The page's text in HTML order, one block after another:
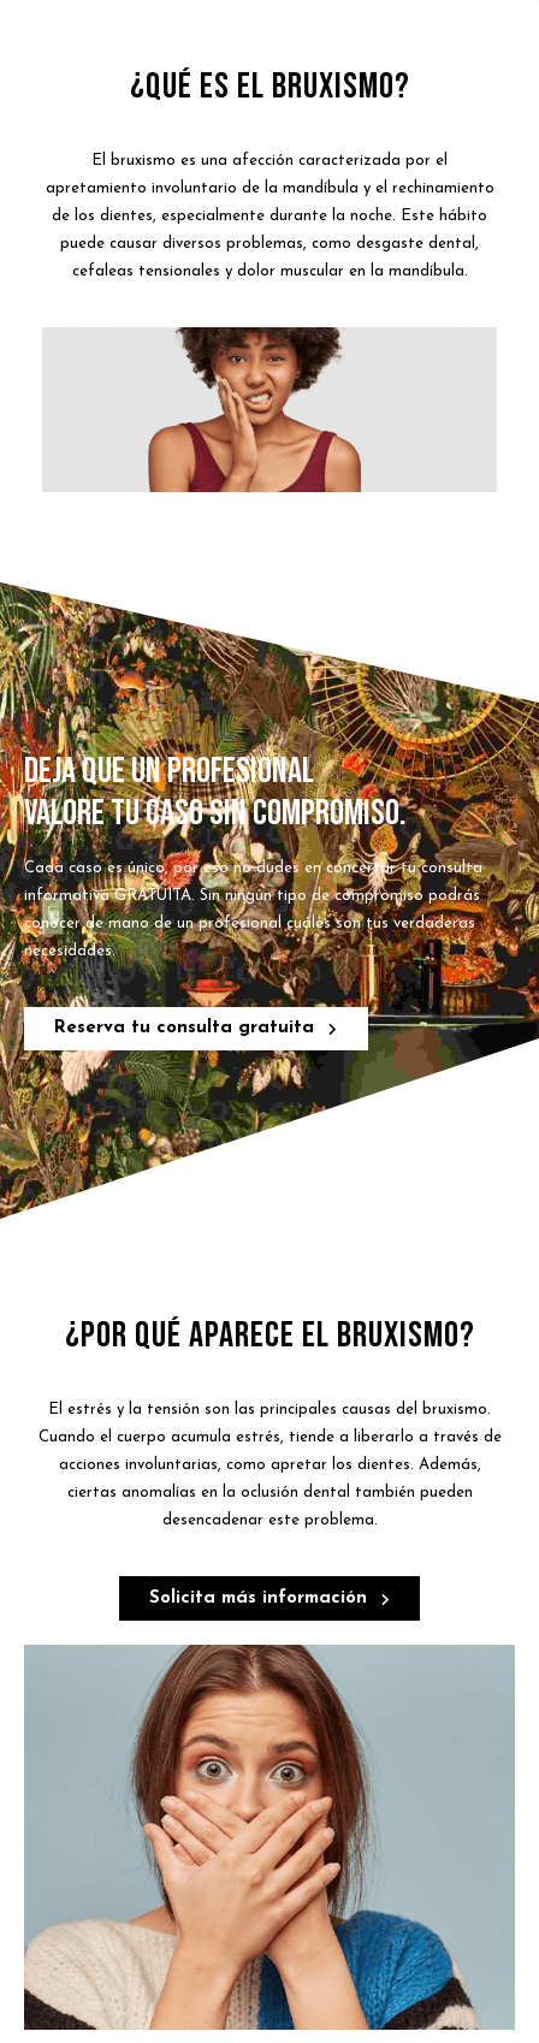
¿Qué es el Bruxismo?
El bruxismo es una afección caracterizada por el
apretamiento involuntario de la mandíbula y el rechinamiento
de los dientes, especialmente durante la noche. Este hábito
puede causar diversos problemas, como desgaste dental,
cefaleas tensionales y dolor muscular en la mandíbula.
DEJA QUE UN PROFESIONAL
VALORE TU CASO SIN COMPROMISO.
Cada caso es único, por eso no dudes en concertar tu consulta
informativa GRATUITA. Sin ningún tipo de compromiso podrás
conocer de mano de un profesional cuáles son tus verdaderas
necesidades.
Reserva tu consulta gratuita
¿Por qué Aparece el Bruxismo?
El estrés y la tensión son las principales causas del bruxismo.
Cuando el cuerpo acumula estrés, tiende a liberarlo a través de
acciones involuntarias, como apretar los dientes. Además,
ciertas anomalías en la oclusión dental también pueden
desencadenar este problema.
Solicita más información